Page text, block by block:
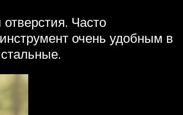
Часто
очень удобным в